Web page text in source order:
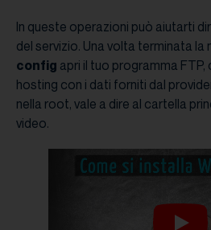
In queste operazioni può aiutarti
del servizio. Una volta terminata la
config apri il tuo programma
hosting con i dati forniti dal
nella root, vale a dire al cartella
video.